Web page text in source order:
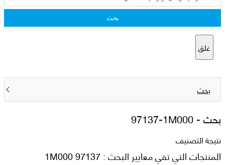
بحث
غلق
بحث
بحث -97137-1M000
نتيجة التصنيف
المنتجات التي تفي معايير البحث : 97137 1M000